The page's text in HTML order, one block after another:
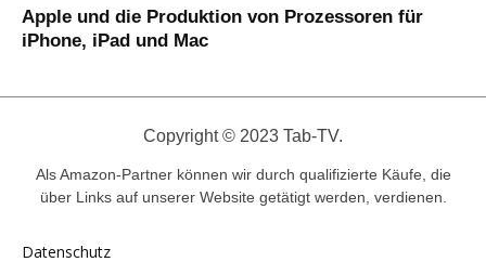
Apple und die Produktion von Prozessoren für
iPhone, iPad und Mac
Copyright © 2023 Tab-TV.
Als Amazon-Partner können wir durch qualifizierte Käufe, die
über Links auf unserer Website getätigt werden, verdienen.
Datenschutz